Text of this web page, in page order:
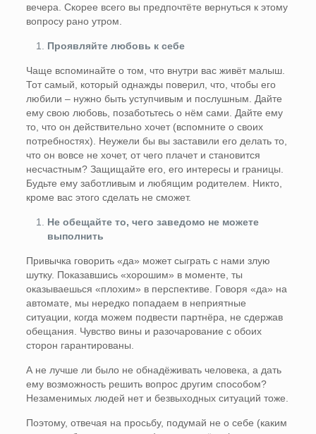
вечера. Скорее всего вы предпочтёте вернуться к этому
вопросу рано утром.
Проявляйте любовь к себе
Чаще вспоминайте о том, что внутри вас живёт малыш.
Тот самый, который однажды поверил, что, чтобы его
любили – нужно быть уступчивым и послушным. Дайте
ему свою любовь, позаботьтесь о нём сами. Дайте ему
то, что он действительно хочет (вспомните о своих
потребностях). Неужели бы вы заставили его делать то,
что он вовсе не хочет, от чего плачет и становится
несчастным? Защищайте его, его интересы и границы.
Будьте ему заботливым и любящим родителем. Никто,
кроме вас этого сделать не сможет.
Не обещайте то, чего заведомо не можете
выполнить
Привычка говорить «да» может сыграть с нами злую
шутку. Показавшись «хорошим» в моменте, ты
оказываешься «плохим» в перспективе. Говоря «да» на
автомате, мы нередко попадаем в неприятные
ситуации, когда можем подвести партнёра, не сдержав
обещания. Чувство вины и разочарование с обоих
сторон гарантированы.
А не лучше ли было не обнадёживать человека, а дать
ему возможность решить вопрос другим способом?
Незаменимых людей нет и безвыходных ситуаций тоже.
Поэтому, отвечая на просьбу, подумай не о себе (каким